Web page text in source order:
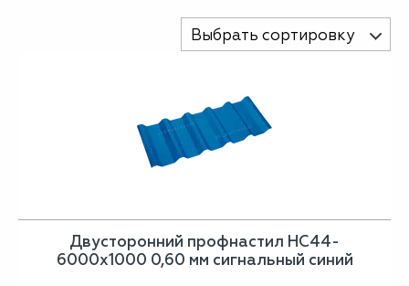
Выбрать сортировку
Двусторонний профнастил НС44-
6000х1000 0,60 мм сигнальный синий